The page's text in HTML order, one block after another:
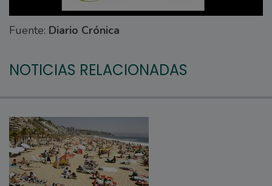
Fuente: Diario Crónica
NOTICIAS RELACIONADAS